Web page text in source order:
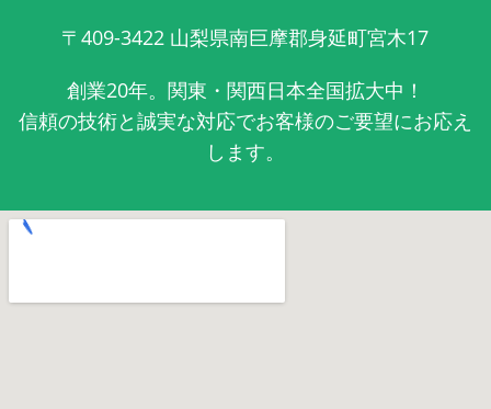
〒409-3422 山梨県南巨摩郡身延町宮木17
創業20年。関東・関西日本全国拡大中！
信頼の技術と誠実な対応でお客様のご要望にお応え
します。